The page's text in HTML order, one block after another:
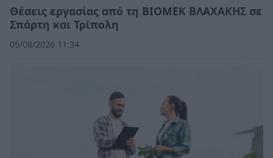
Θέσεις εργασίας από τη ΒΙΟΜΕΚ ΒΛΑΧΑΚΗΣ σε
Σπάρτη και Τρίπολη
05/08/2026 11:34